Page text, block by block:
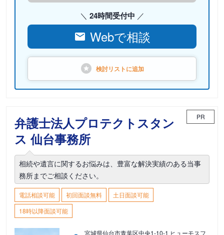
24時間受付中
Webで相談
検討リストに追加
弁護士法人プロテクトスタン
ス 仙台事務所
PR
相続や遺言に関するお悩みは、豊富な解決実績のある当事
務所までご相談ください。
電話相談可能 初回面談無料
土日面談可能
18時以降面談可能
宮城県仙台市青葉区中央1-10-1 ヒューモスフ